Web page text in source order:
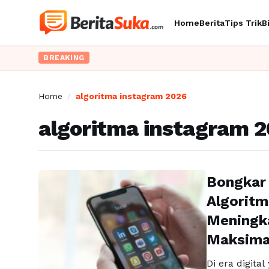
HomeBeritaTips Trik
BREAKING
Home / algoritma instagram 2026
algoritma instagram
Di era